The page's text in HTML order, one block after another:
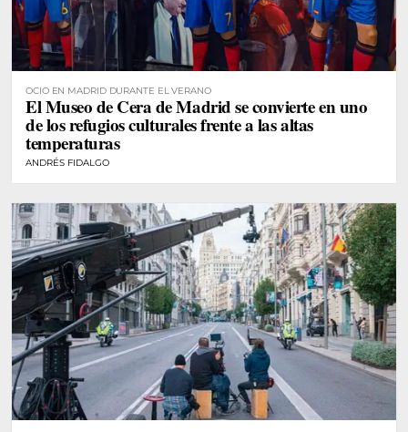
OCIO EN MADRID DURANTE EL VERANO
El Museo de Cera de Madrid se convierte en uno
de los refugios culturales frente a las altas
temperaturas
ANDRÉS FIDALGO